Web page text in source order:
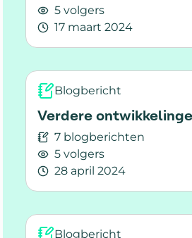
5 volgers
17 maart 2024
Lees meer over MRI
Blogbericht
Verdere
7 blogberichten
5 volgers
28 april 2024
Lees meer over Verdere
Blogbericht